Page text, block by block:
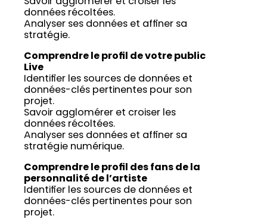
données récoltées.
Analyser ses données et affiner sa
stratégie.
Comprendre le profil de votre public
Live
Identifier les sources de données et
données-clés pertinentes pour son
projet.
Savoir agglomérer et croiser les
données récoltées.
Analyser ses données et affiner sa
stratégie numérique.
Comprendre le profil des fans de la
personnalité de l’artiste
Identifier les sources de données et
données-clés pertinentes pour son
projet.